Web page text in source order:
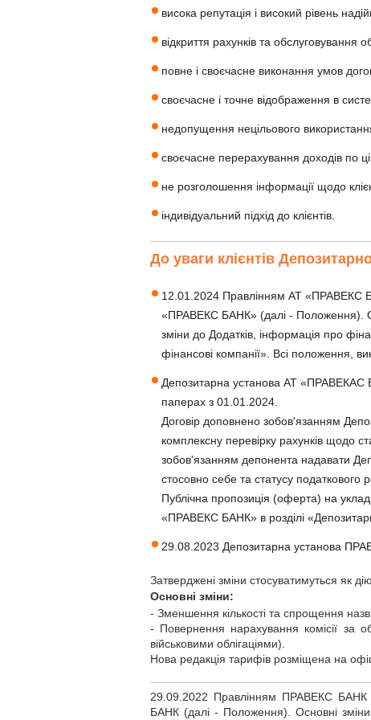
висока репутація і високий рівень
відкриття рахунків та обслуговування
повне і своєчасне виконання умов
своєчасне і точне відображення в
недопущення нецільового
своєчасне перерахування доходів по
не розголошення інформації щодо
індивідуальний підхід до клієнтів.
До уваги клієнтів
12.01.2024 Правлінням АТ «ПРАВЕКС
«ПРАВЕКС БАНК» (далі - Положення).
зміни до Додатків, інформація про
фінансові компанії». Всі положення,
Депозитарна установа АТ «ПРАВЕКАС
паперах з 01.01.2024.
Договір доповнено зобов'язанням
комплексну перевірку рахунків щодо
зобов'язанням депонента надавати
стосовно себе та статусу податкового
Публічна пропозиція (оферта) на
«ПРАВЕКС БАНК» в розділі
29.08.2023 Депозитарна установа
Затверджені зміни стосуватимуться як
Основні зміни:
- Зменшення кількості та спрощення
- Повернення нарахування комісії за
військовими облігаціями).
Нова редакція тарифів розміщена на
29.09.2022 Правлінням ПРАВЕКС БАНК
БАНК (далі - Положення). Основні